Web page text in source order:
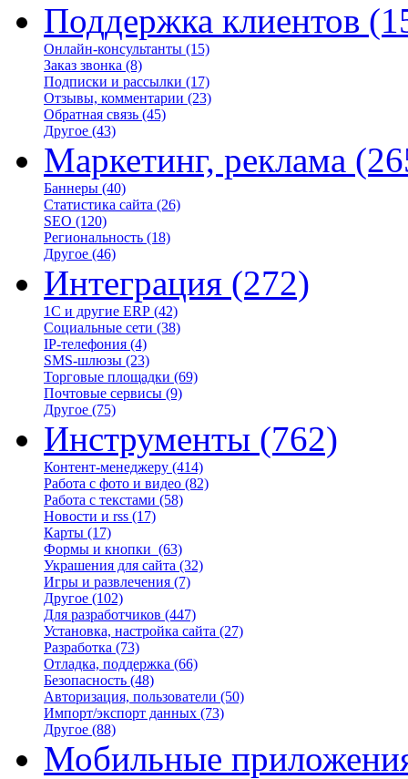
Поддержка клиентов
Онлайн-консультанты (15)
Заказ звонка (8)
Подписки и рассылки (17)
Отзывы, комментарии (23)
Обратная связь (45)
Другое (43)
Маркетинг, реклама
Баннеры (40)
Статистика сайта (26)
SEO (120)
Региональность (18)
Другое (46)
Интеграция (272)
1С и другие ERP (42)
Социальные сети (38)
IP-телефония (4)
SMS-шлюзы (23)
Торговые площадки (69)
Почтовые сервисы (9)
Другое (75)
Инструменты (762)
Контент-менеджеру (414)
Работа с фото и видео (82)
Работа с текстами (58)
Новости и rss (17)
Карты (17)
Формы и кнопки (63)
Украшения для сайта (32)
Игры и развлечения (7)
Другое (102)
Для разработчиков (447)
Установка, настройка сайта (27)
Разработка (73)
Отладка, поддержка (66)
Безопасность (48)
Авторизация, пользователи (50)
Импорт/экспорт данных (73)
Другое (88)
Мобильные